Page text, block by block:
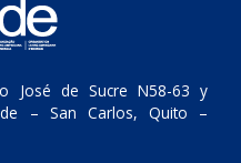
José de Sucre N58-63 y
– San Carlos, Quito –